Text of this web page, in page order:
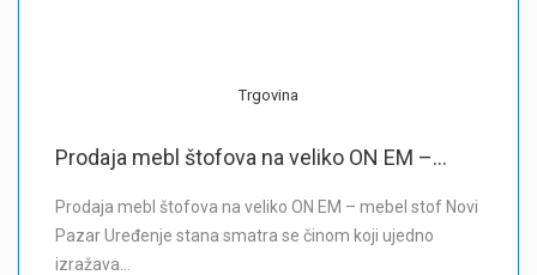
Trgovina
Prodaja mebl štofova na veliko ON EM –...
Prodaja mebl štofova na veliko ON EM – mebel stof Novi
Pazar Uređenje stana smatra se činom koji ujedno
izražava…